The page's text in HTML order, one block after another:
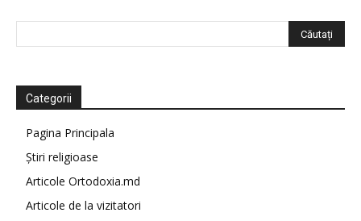
Categorii
Pagina Principala
Știri religioase
Articole Ortodoxia.md
Articole de la vizitatori